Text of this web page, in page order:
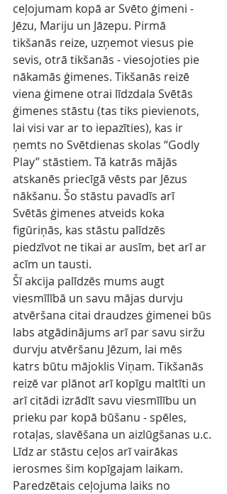
ceļojumam kopā ar Svēto ģimeni -
Jēzu, Mariju un Jāzepu. Pirmā
tikšanās reize, uzņemot viesus pie
sevis, otrā tikšanās - viesojoties pie
nākamās ģimenes. Tikšanās reizē
viena ģimene otrai līdzdala Svētās
ģimenes stāstu (tas tiks pievienots,
lai visi var ar to iepazīties), kas ir
ņemts no Svētdienas skolas “Godly
Play” stāstiem. Tā katrās mājās
atskanēs priecīgā vēsts par Jēzus
nākšanu. Šo stāstu pavadīs arī
Svētās ģimenes atveids koka
figūriņās, kas stāstu palīdzēs
piedzīvot ne tikai ar ausīm, bet arī ar
acīm un tausti.
Šī akcija palīdzēs mums augt
viesmīlībā un savu mājas durvju
atvēršana citai draudzes ģimenei būs
labs atgādinājums arī par savu siržu
durvju atvēršanu Jēzum, lai mēs
katrs būtu mājoklis Viņam. Tikšanās
reizē var plānot arī kopīgu maltīti un
arī citādi izrādīt savu viesmīlību un
prieku par kopā būšanu - spēles,
rotaļas, slavēšana un aizlūgšanas u.c.
Līdz ar stāstu ceļos arī vairākas
ierosmes šim kopīgajam laikam.
Paredzētais ceļojuma laiks no